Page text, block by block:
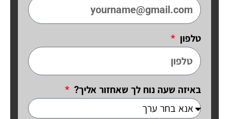
טלפון
באיזה שעה נוח לך שאחזור אליך?